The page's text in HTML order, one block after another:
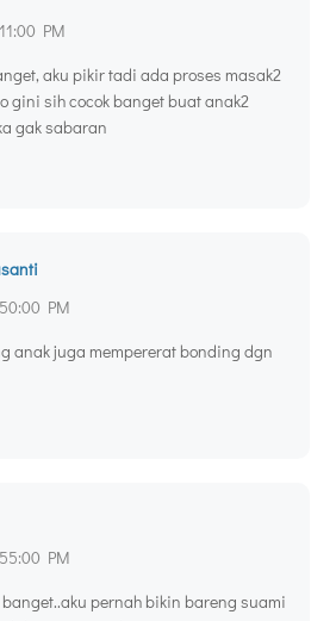
PM
aku pikir tadi ada proses masak2
gini sih cocok banget buat anak2
gak sabaran
PM
anak juga mempererat bonding dgn
PM
pernah bikin bareng suami